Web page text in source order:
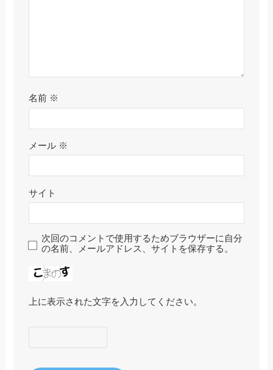
名前 ※
メール ※
サイト
次回のコメントで使用するためブラウザーに自分
の名前、メールアドレス、サイトを保存する。
上に表示された文字を入力してください。